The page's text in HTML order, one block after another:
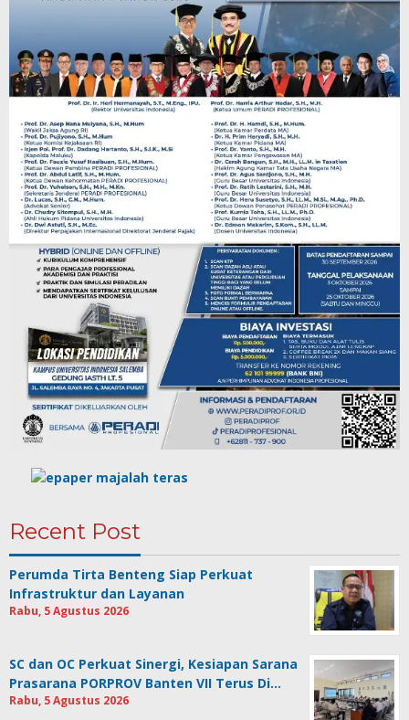
Recent Post
Perumda Tirta Benteng Siap Perkuat
Infrastruktur dan Layanan
Rabu, 5 Agustus 2026
SC dan OC Perkuat Sinergi, Kesiapan Sarana
Prasarana PORPROV Banten VII Terus Di…
Rabu, 5 Agustus 2026